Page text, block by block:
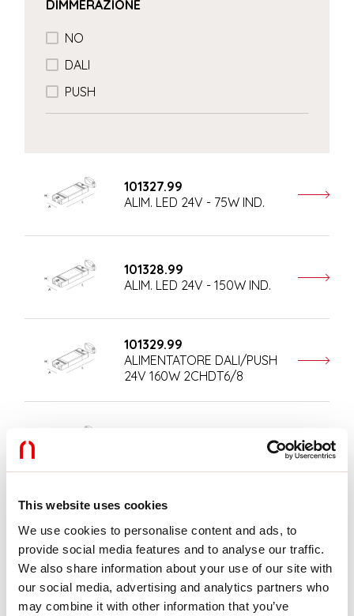
This website uses cookies
We use cookies to personalise content and ads, to
provide social media features and to analyse our traffic.
We also share information about your use of our site with
our social media, advertising and analytics partners who
may combine it with other information that you’ve
DIMMERAZIONE
NO
DALI
PUSH
101327.99
ALIM. LED 24V - 75W IND.
101328.99
ALIM. LED 24V - 150W IND.
101329.99
ALIMENTATORE DALI/PUSH
24V 160W 2CHDT6/8
ALIM. LED 24V - 120W
101342.99
ALIMENTATORE 24V 150W